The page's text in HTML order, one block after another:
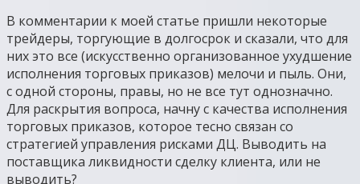
В комментарии к моей статье пришли некоторые
трейдеры, торгующие в долгосрок и сказали, что для
них это все (искусственно организованное ухудшение
исполнения торговых приказов) мелочи и пыль. Они,
с одной стороны, правы, но не все тут однозначно.
Для раскрытия вопроса, начну с качества исполнения
торговых приказов, которое тесно связан со
стратегией управления рисками ДЦ. Выводить на
поставщика ликвидности сделку клиента, или не
выводить?